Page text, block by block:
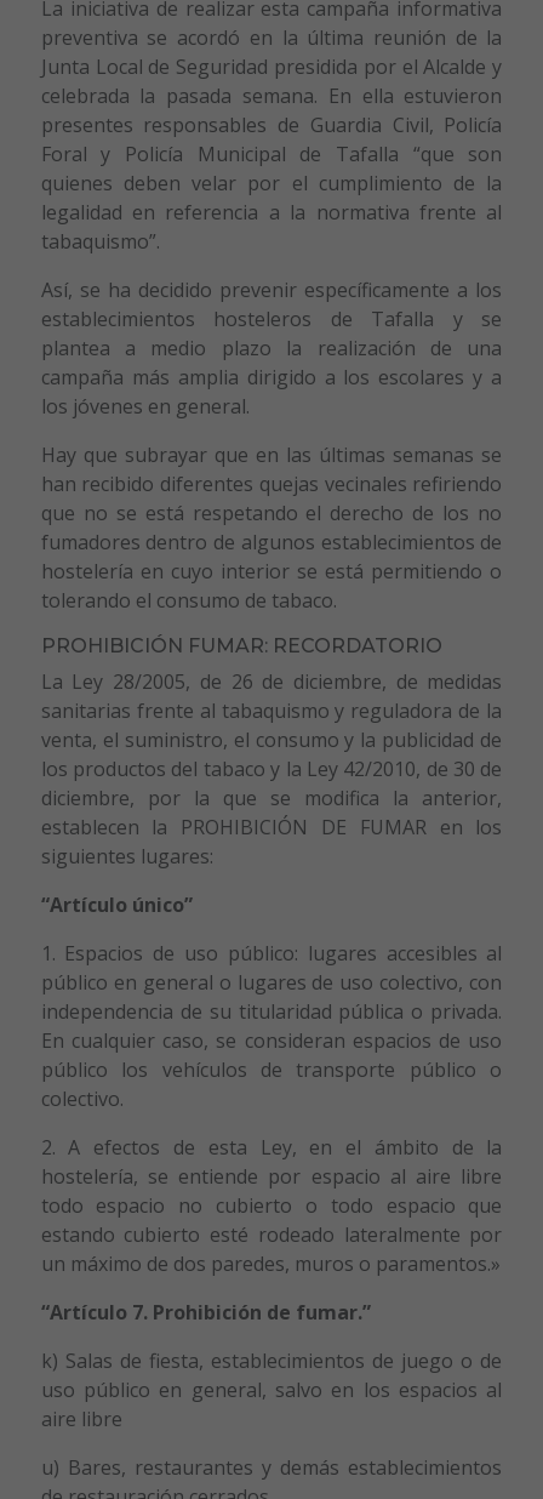
La iniciativa de realizar esta campaña informativa
preventiva se acordó en la última reunión de la
Junta Local de Seguridad presidida por el Alcalde y
celebrada la pasada semana. En ella estuvieron
presentes responsables de Guardia Civil, Policía
Foral y Policía Municipal de Tafalla “que son
quienes deben velar por el cumplimiento de la
legalidad en referencia a la normativa frente al
tabaquismo”.
Así, se ha decidido prevenir específicamente a los
establecimientos hosteleros de Tafalla y se
plantea a medio plazo la realización de una
campaña más amplia dirigido a los escolares y a
los jóvenes en general.
Hay que subrayar que en las últimas semanas se
han recibido diferentes quejas vecinales refiriendo
que no se está respetando el derecho de los no
fumadores dentro de algunos establecimientos de
hostelería en cuyo interior se está permitiendo o
tolerando el consumo de tabaco.
PROHIBICIÓN FUMAR: RECORDATORIO
La Ley 28/2005, de 26 de diciembre, de medidas
sanitarias frente al tabaquismo y reguladora de la
venta, el suministro, el consumo y la publicidad de
los productos del tabaco y la Ley 42/2010, de 30 de
diciembre, por la que se modifica la anterior,
establecen la PROHIBICIÓN DE FUMAR en los
siguientes lugares:
“Artículo único”
1. Espacios de uso público: lugares accesibles al
público en general o lugares de uso colectivo, con
independencia de su titularidad pública o privada.
En cualquier caso, se consideran espacios de uso
público los vehículos de transporte público o
colectivo.
2. A efectos de esta Ley, en el ámbito de la
hostelería, se entiende por espacio al aire libre
todo espacio no cubierto o todo espacio que
estando cubierto esté rodeado lateralmente por
un máximo de dos paredes, muros o paramentos.»
“Artículo 7. Prohibición de fumar.”
k) Salas de fiesta, establecimientos de juego o de
uso público en general, salvo en los espacios al
aire libre
u) Bares, restaurantes y demás establecimientos